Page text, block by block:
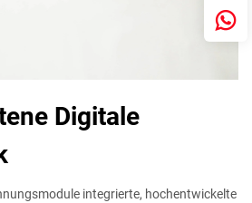
Digitale
integrierte, hochentwickelte